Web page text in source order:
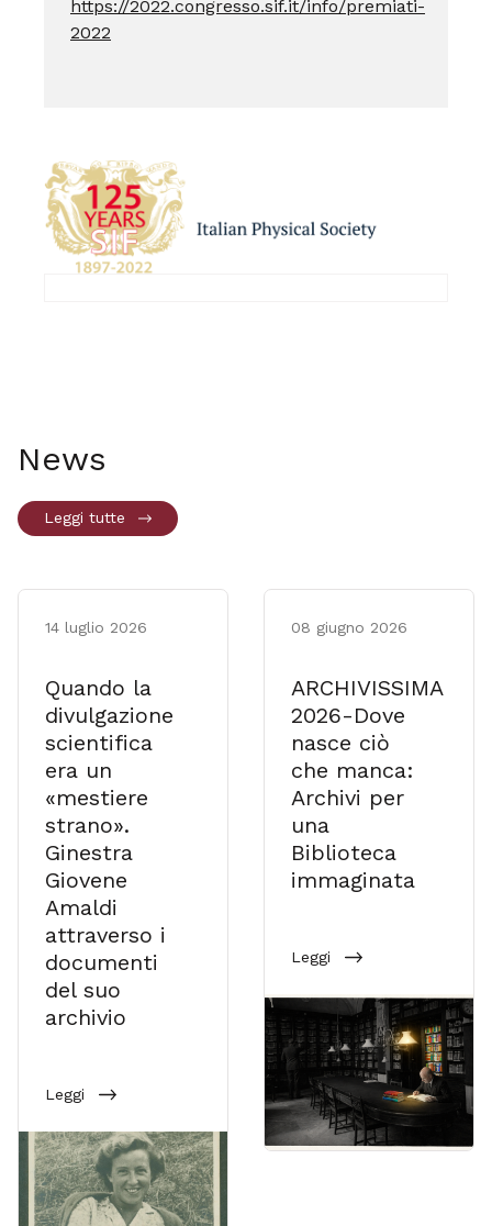
https://2022.congresso.sif.it/info/premiati-
2022
News
Leggi tutte
14 luglio 2026
Quando la
divulgazione
scientifica
era un
«mestiere
strano».
Ginestra
Giovene
Amaldi
attraverso i
documenti
del suo
archivio
Leggi
08 giugno 2026
ARCHIVISSIMA
2026-Dove
nasce ciò
che manca:
Archivi per
una
Biblioteca
immaginata
Leggi